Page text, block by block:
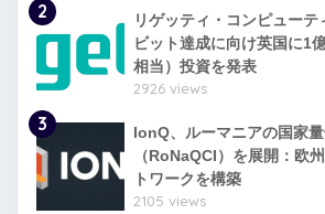
2
リゲッティ・コンピュー
ビット達成に向け英国に1
相当）投資を発表
2926 views
3
IonQ、ルーマニアの国家
（RoNaQCI）を展開：欧
トワークを構築
2105 views